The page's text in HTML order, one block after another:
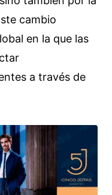
cambio
en la que las
a través de